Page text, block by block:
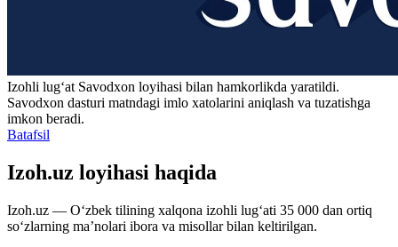
Izohli lugʻat Savodxon loyihasi bilan hamkorlikda yaratildi.
Savodxon dasturi matndagi imlo xatolarini aniqlash va tuzatishga
imkon beradi.
Batafsil
Izoh.uz loyihasi haqida
Izoh.uz — O‘zbek tilining xalqona izohli lug‘ati 35 000 dan ortiq
so‘zlarning ma’nolari ibora va misollar bilan keltirilgan.